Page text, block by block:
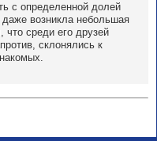
с определенной долей
даже возникла небольшая
среди его друзей
склонялись к